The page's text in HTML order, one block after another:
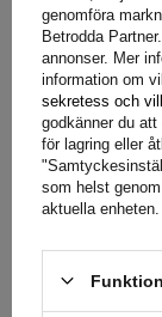
+46 842
Specifikation
Leverans
genomföra
Betrodda
annonser. Mer
information om
sekretess och
godkänner du
för lagring eller
som helst
aktuella enheten.